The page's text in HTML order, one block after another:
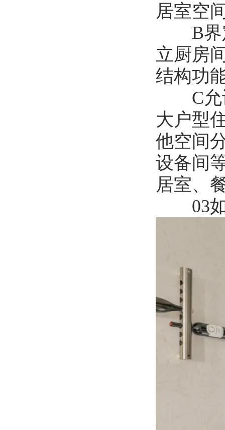
居室空
B界定
立厨房
结构功
C允许
大户型
他空间
设备间
居室、
03如